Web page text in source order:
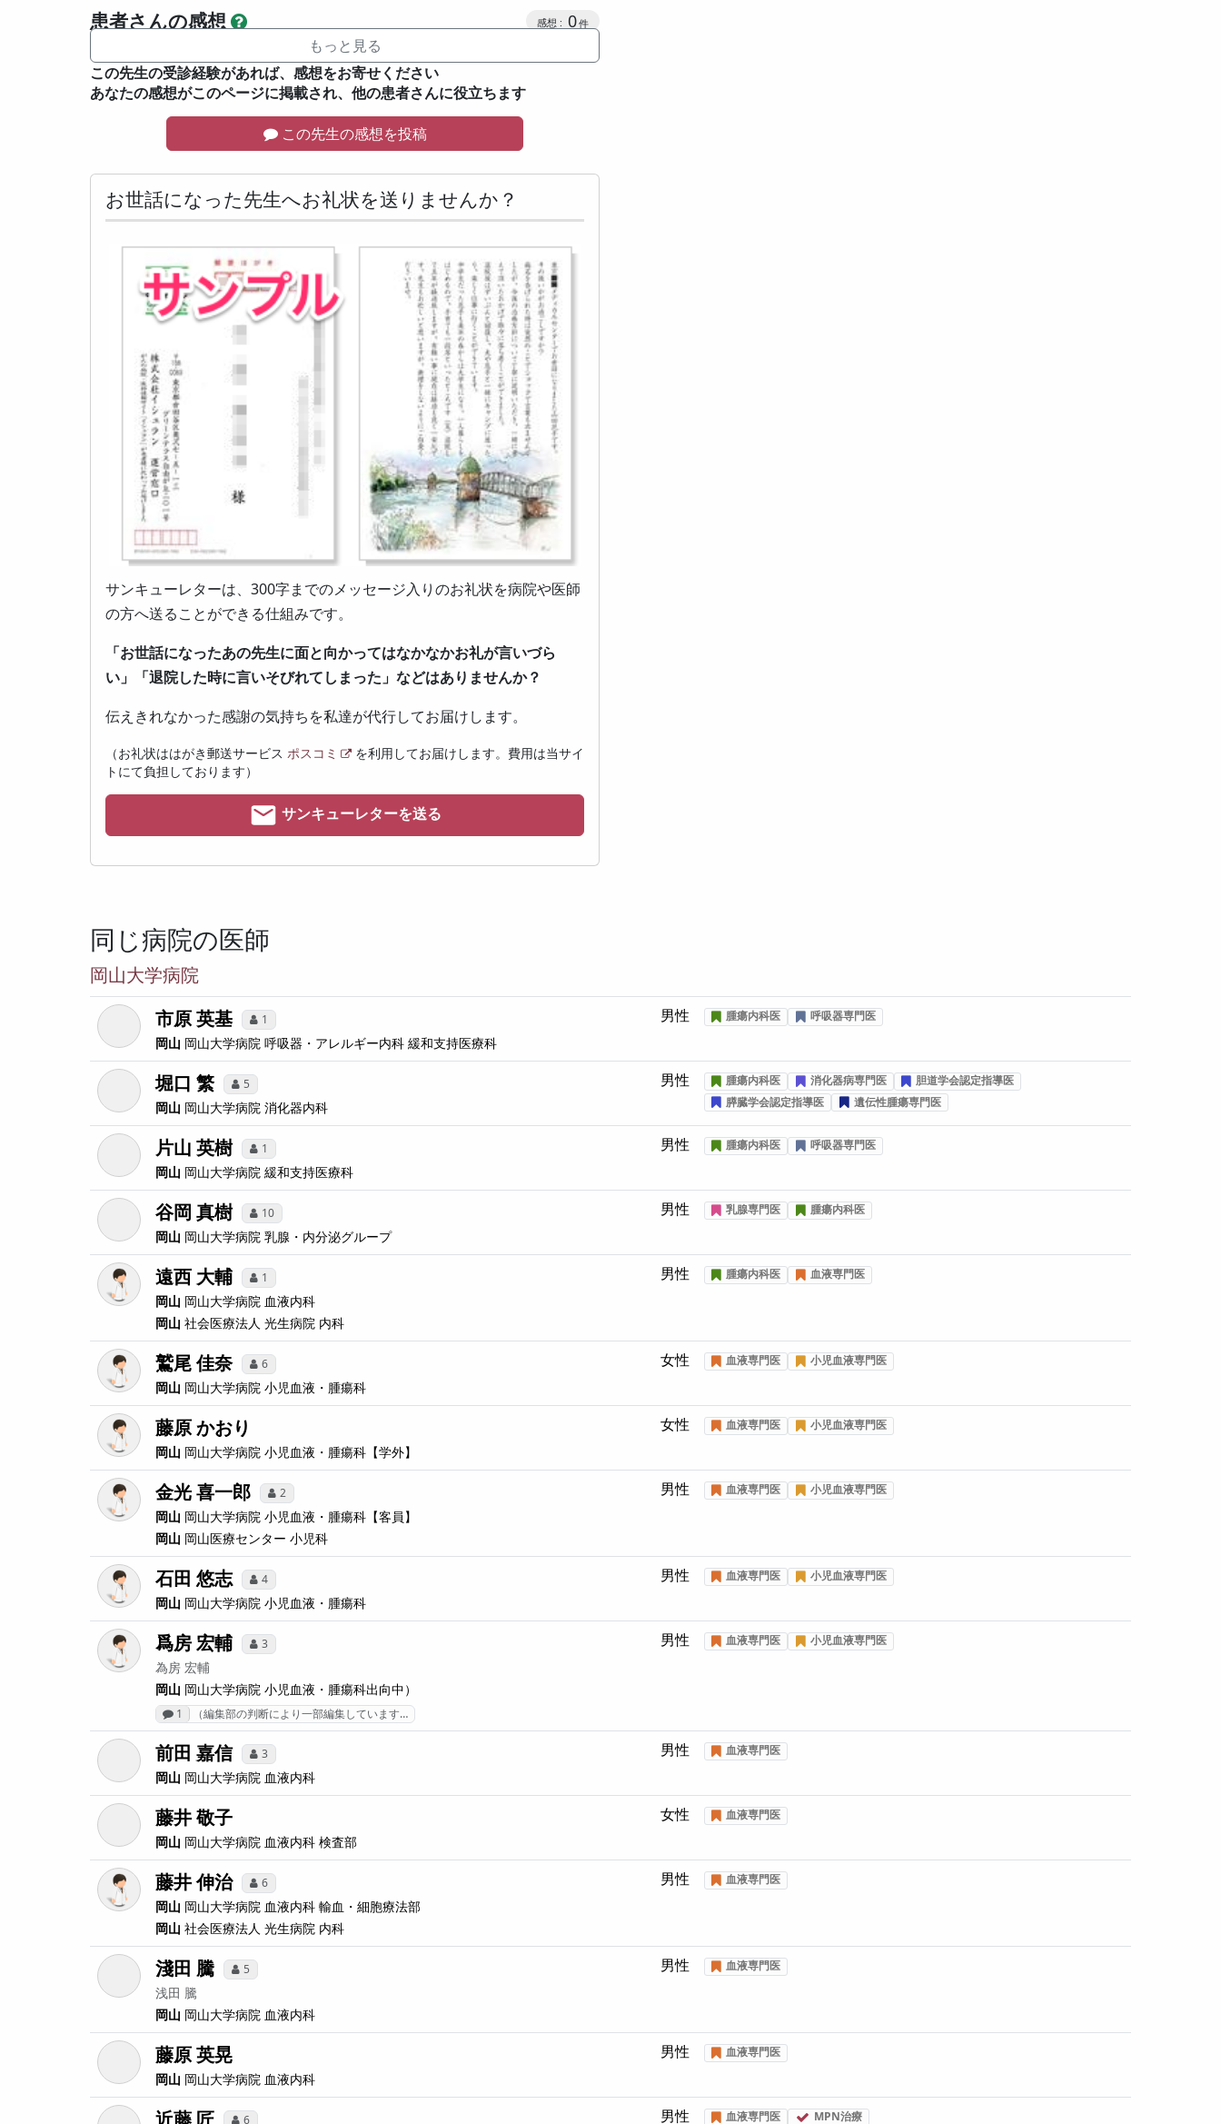
患者さんの感想 0
もっと見る
この先生の受診経験があれば、感想をお寄せください
あなたの感想がこのページに掲載され、他の患者さんに役立ちます
この先生の感想を投稿
お世話になった先生へお礼状を送りませんか？
サンキューレターは、300字までのメッセージ入りのお礼状を病院や医師
の方へ送ることができる仕組みです。
「お世話になったあの先生に面と向かってはなかなかお礼が言いづら
い」「退院した時に言いそびれてしまった」などはありませんか？
伝えきれなかった感謝の気持ちを私達が代行してお届けします。
（お礼状ははがき郵送サービス ポスコミ
を利用してお届けします。費用は当サイ
トにて負担しております）
サンキューレターを送る
同じ病院の医師
岡山大学病院
市原 英基 1
岡山 岡山大学病院 呼吸器・アレルギー内科 緩和支持医療科
男性 腫瘍内科医 呼吸器専門医
堀口 繁 5
岡山 岡山大学病院 消化器内科
男性 腫瘍内科医 消化器病専門医
胆道学会認定指導医
膵臓学会認定指導医
遺伝性腫瘍専門医
片山 英樹 1
岡山 岡山大学病院 緩和支持医療科
男性 腫瘍内科医 呼吸器専門医
谷岡 真樹 10
岡山 岡山大学病院 乳腺・内分泌グループ
男性 乳腺専門医 腫瘍内科医
遠西 大輔 1
岡山 岡山大学病院 血液内科
岡山 社会医療法人 光生病院 内科
男性 腫瘍内科医 血液専門医
鷲尾 佳奈 6
岡山 岡山大学病院 小児血液・腫瘍科
女性 血液専門医 小児血液専門医
藤原 かおり
岡山 岡山大学病院 小児血液・腫瘍科【学外】
女性 血液専門医 小児血液専門医
金光 喜一郎 2
岡山 岡山大学病院 小児血液・腫瘍科【客員】
岡山 岡山医療センター 小児科
男性 血液専門医 小児血液専門医
石田 悠志 4
岡山 岡山大学病院 小児血液・腫瘍科
男性 血液専門医 小児血液専門医
爲房 宏輔 3
為房 宏輔
岡山 岡山大学病院 小児血液・腫瘍科出向中）
1 （編集部の判断により一部編集しています…
男性 血液専門医 小児血液専門医
前田 嘉信 3
岡山 岡山大学病院 血液内科
男性 血液専門医
藤井 敬子
岡山 岡山大学病院 血液内科 検査部
女性 血液専門医
藤井 伸治 6
岡山 岡山大学病院 血液内科 輸血・細胞療法部
岡山 社会医療法人 光生病院 内科
男性 血液専門医
淺田 騰 5
浅田 騰
岡山 岡山大学病院 血液内科
男性 血液専門医
藤原 英晃
岡山 岡山大学病院 血液内科
男性 血液専門医
近藤 匠 6 男性 血液専門医 MPN治療